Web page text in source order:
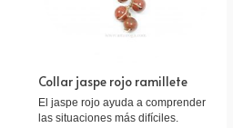
Collar jaspe rojo ramillete
El jaspe rojo ayuda a comprender
las situaciones más difíciles.